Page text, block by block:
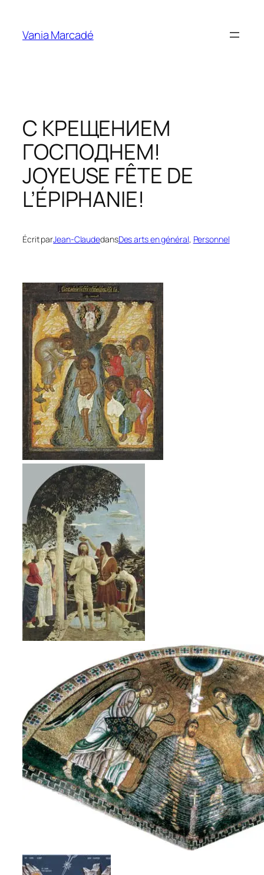
contenu
Vania Marcadé
С КРЕЩЕНИЕМ
ГОСПОДНЕМ!
JOYEUSE FÊTE DE
L’ÉPIPHANIE!
Écrit parJean-ClaudedansDes arts en général, Personnel